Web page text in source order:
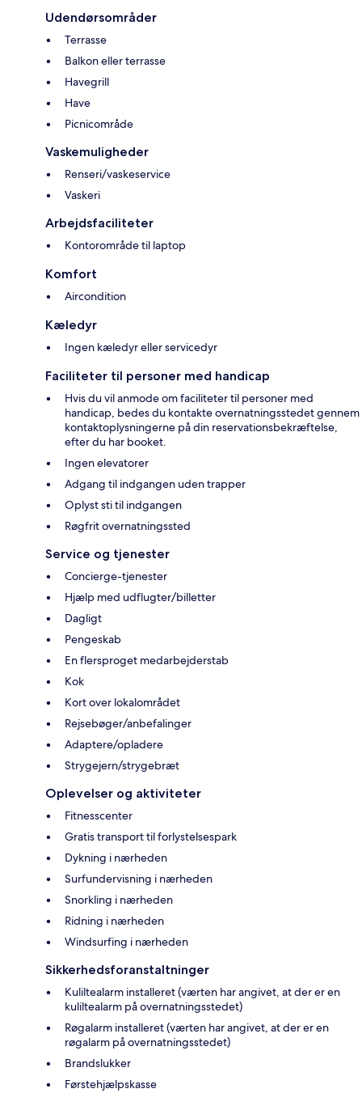
Udendørsområder
Terrasse
Balkon eller terrasse
Havegrill
Have
Picnicområde
Vaskemuligheder
Renseri/vaskeservice
Vaskeri
Arbejdsfaciliteter
Kontorområde til laptop
Komfort
Aircondition
Kæledyr
Ingen kæledyr eller servicedyr
Faciliteter til personer med handicap
Hvis du vil anmode om faciliteter til personer med
handicap, bedes du kontakte overnatningsstedet gennem
kontaktoplysningerne på din reservationsbekræftelse,
efter du har booket.
Ingen elevatorer
Adgang til indgangen uden trapper
Oplyst sti til indgangen
Røgfrit overnatningssted
Service og tjenester
Concierge-tjenester
Hjælp med udflugter/billetter
Dagligt
Pengeskab
En flersproget medarbejderstab
Kok
Kort over lokalområdet
Rejsebøger/anbefalinger
Adaptere/opladere
Strygejern/strygebræt
Oplevelser og aktiviteter
Fitnesscenter
Gratis transport til forlystelsespark
Dykning i nærheden
Surfundervisning i nærheden
Snorkling i nærheden
Ridning i nærheden
Windsurfing i nærheden
Sikkerhedsforanstaltninger
Kuliltealarm installeret (værten har angivet, at der er en
kuliltealarm på overnatningsstedet)
Røgalarm installeret (værten har angivet, at der er en
røgalarm på overnatningsstedet)
Brandslukker
Førstehjælpskasse